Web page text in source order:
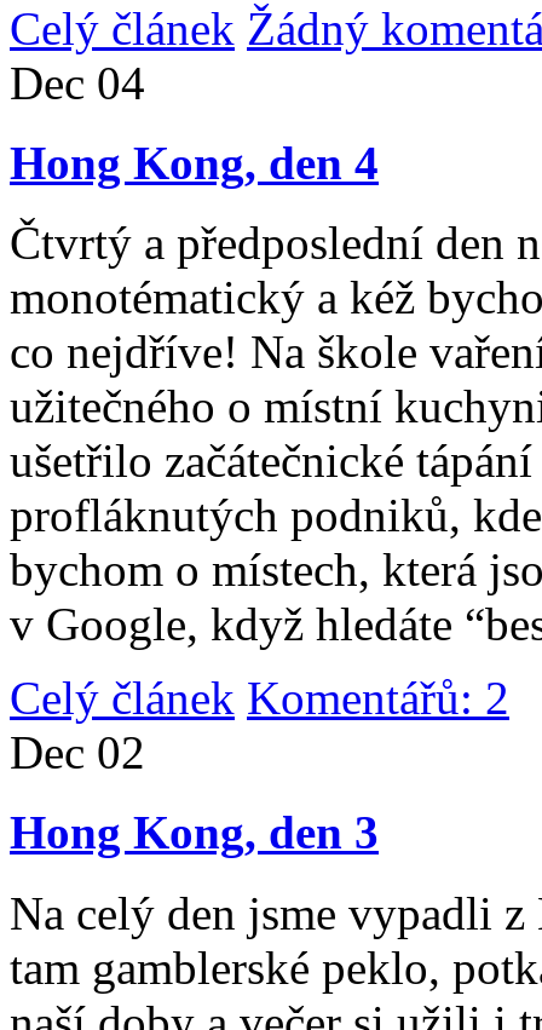
Celý článek Žádný
Dec 04
Hong Kong, den 4
Čtvrtý a předposlední den
monotématický a kéž
co nejdříve! Na škole
užitečného o místní
ušetřilo začátečnické
profláknutých podniků,
bychom o místech, která
v Google, když hledáte
Celý článek Komentářů: 2
Dec 02
Hong Kong, den 3
Na celý den jsme vypadli
tam gamblerské peklo,